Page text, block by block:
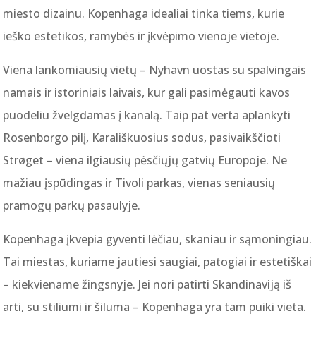
miesto dizainu. Kopenhaga idealiai tinka tiems, kurie
ieško estetikos, ramybės ir įkvėpimo vienoje vietoje.
Viena lankomiausių vietų – Nyhavn uostas su spalvingais
namais ir istoriniais laivais, kur gali pasimėgauti kavos
puodeliu žvelgdamas į kanalą. Taip pat verta aplankyti
Rosenborgo pilį, Karališkuosius sodus, pasivaikščioti
Strøget – viena ilgiausių pėsčiųjų gatvių Europoje. Ne
mažiau įspūdingas ir Tivoli parkas, vienas seniausių
pramogų parkų pasaulyje.
Kopenhaga įkvepia gyventi lėčiau, skaniau ir sąmoningiau.
Tai miestas, kuriame jautiesi saugiai, patogiai ir estetiškai
– kiekviename žingsnyje. Jei nori patirti Skandinaviją iš
arti, su stiliumi ir šiluma – Kopenhaga yra tam puiki vieta.